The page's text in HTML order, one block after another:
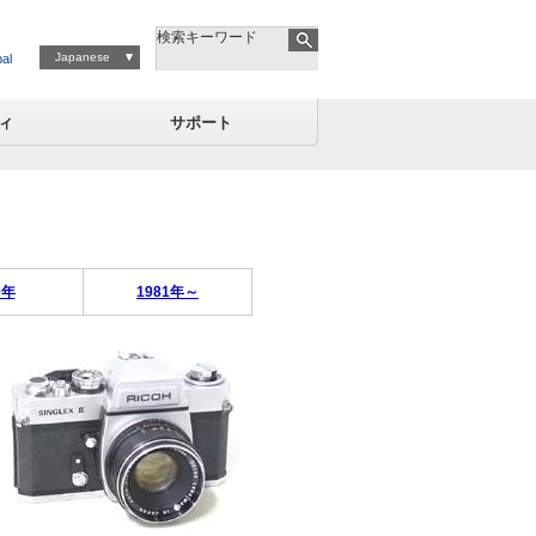
Japanese
検索キーワード
サポート
1981年～